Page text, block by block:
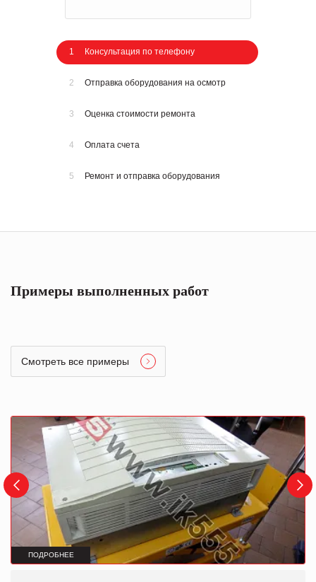
1 Консультация по телефону
2 Отправка оборудования на осмотр
3 Оценка стоимости ремонта
4 Оплата счета
5 Ремонт и отправка оборудования
Примеры выполненных работ
Смотреть все примеры
ПОДРОБНЕЕ